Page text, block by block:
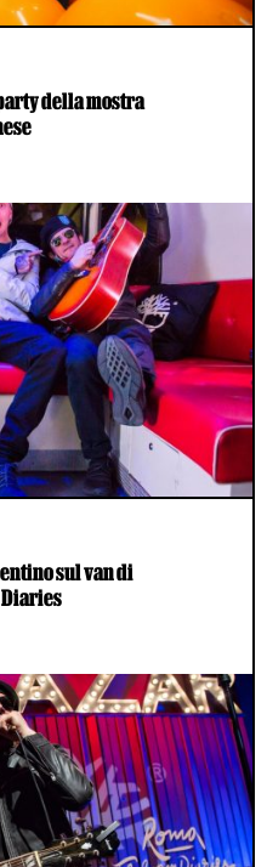
della mostra
sul van di